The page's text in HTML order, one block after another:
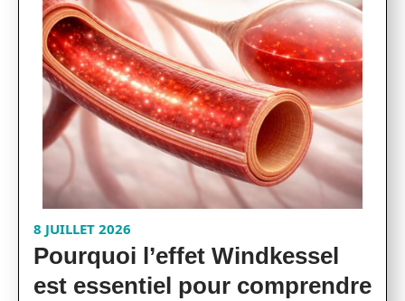
8 JUILLET 2026
Pourquoi l’effet Windkessel
est essentiel pour comprendre